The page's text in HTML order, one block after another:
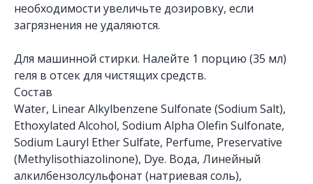
необходимости увеличьте дозировку, если
загрязнения не удаляются.
Для машинной стирки. Налейте 1 порцию (35 мл)
геля в отсек для чистящих средств.
Состав
Water, Linear Alkylbenzene Sulfonate (Sodium Salt),
Ethoxylated Alcohol, Sodium Alpha Olefin Sulfonate,
Sodium Lauryl Ether Sulfate, Perfume, Preservative
(Methylisothiazolinone), Dye. Вода, Линейный
алкилбензолсульфонат (натриевая соль),